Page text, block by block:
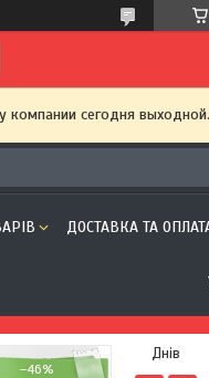
компании сегодня выходной.
ДОСТАВКА ТА
–46%
Днів